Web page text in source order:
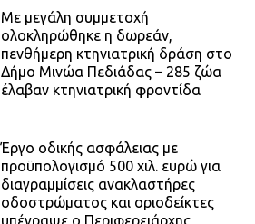
Με μεγάλη συμμετοχή
ολοκληρώθηκε η δωρεάν,
πενθήμερη κτηνιατρική δράση στο
Δήμο Μινώα Πεδιάδας – 285 ζώα
έλαβαν κτηνιατρική φροντίδα
Έργο οδικής ασφάλειας με
προϋπολογισμό 500 χιλ. ευρώ για
διαγραμμίσεις ανακλαστήρες
οδοστρώματος και οριοδείκτες
υπέγραψε ο Περιφερειάρχης